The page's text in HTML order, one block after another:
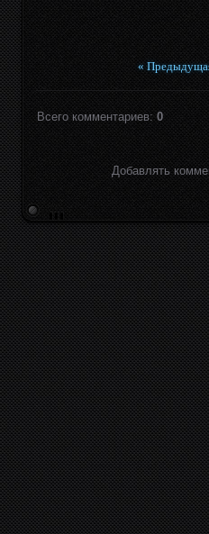
«
Всего комментариев: 0
Добавлять